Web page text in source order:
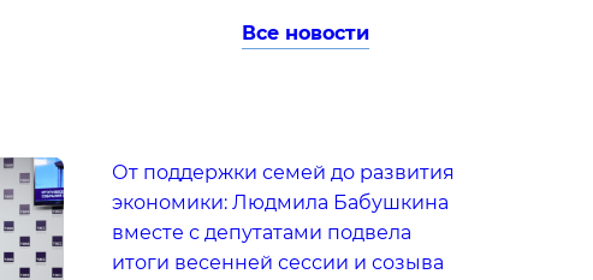
Все новости
От поддержки семей до развития
экономики: Людмила Бабушкина
вместе с депутатами подвела
итоги весенней сессии и созыва